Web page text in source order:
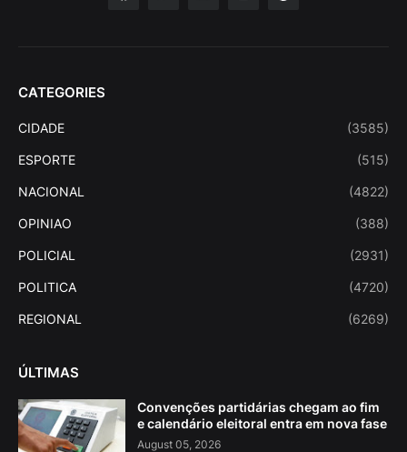
CATEGORIES
CIDADE (3585)
ESPORTE (515)
NACIONAL (4822)
OPINIAO (388)
POLICIAL (2931)
POLITICA (4720)
REGIONAL (6269)
ÚLTIMAS
Convenções partidárias chegam ao fim
e calendário eleitoral entra em nova fase
August 05, 2026